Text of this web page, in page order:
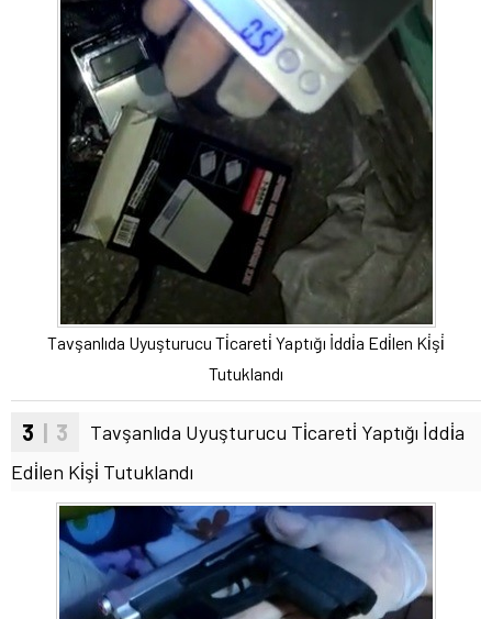
Tavşanlıda Uyuşturucu Ti̇careti̇ Yaptığı İddi̇a Edi̇len Ki̇şi̇
Tutuklandı
3 | 3
Tavşanlıda Uyuşturucu Ti̇careti̇ Yaptığı İddi̇a
Edi̇len Ki̇şi̇ Tutuklandı